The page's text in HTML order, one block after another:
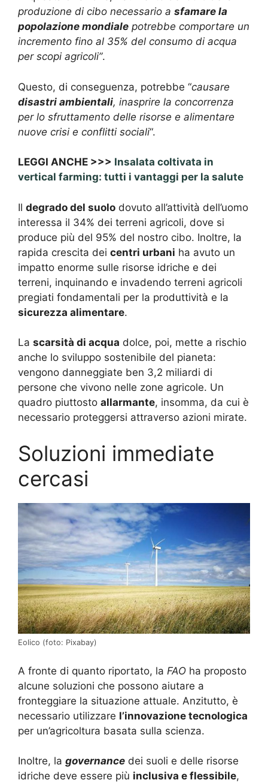
produzione di cibo necessario a sfamare la
popolazione mondiale potrebbe comportare un
incremento fino al 35% del consumo di acqua
per scopi agricoli”.
Questo, di conseguenza, potrebbe “causare
disastri ambientali, inasprire la concorrenza
per lo sfruttamento delle risorse e alimentare
nuove crisi e conflitti sociali“.
LEGGI ANCHE >>> Insalata coltivata in
vertical farming: tutti i vantaggi per la salute
Il degrado del suolo dovuto all’attività dell’uomo
interessa il 34% dei terreni agricoli, dove si
produce più del 95% del nostro cibo. Inoltre, la
rapida crescita dei centri urbani ha avuto un
impatto enorme sulle risorse idriche e dei
terreni, inquinando e invadendo terreni agricoli
pregiati fondamentali per la produttività e la
sicurezza alimentare.
La scarsità di acqua dolce, poi, mette a rischio
anche lo sviluppo sostenibile del pianeta:
vengono danneggiate ben 3,2 miliardi di
persone che vivono nelle zone agricole. Un
quadro piuttosto allarmante, insomma, da cui è
necessario proteggersi attraverso azioni mirate.
Soluzioni immediate
cercasi
Eolico (foto: Pixabay)
A fronte di quanto riportato, la FAO ha proposto
alcune soluzioni che possono aiutare a
fronteggiare la situazione attuale. Anzitutto, è
necessario utilizzare l’innovazione tecnologica
per un’agricoltura basata sulla scienza.
Inoltre, la governance dei suoli e delle risorse
idriche deve essere più inclusiva e flessibile,